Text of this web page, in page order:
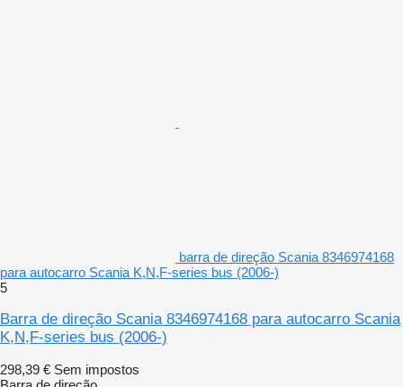
barra de direção Scania 8346974168
para autocarro Scania K,N,F-series bus (2006-)
5
Barra de direção Scania 8346974168 para autocarro Scania
K,N,F-series bus (2006-)
298,39 € Sem impostos